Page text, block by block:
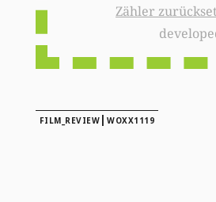
Zähler
FILM_REVIEW |WOXX1119